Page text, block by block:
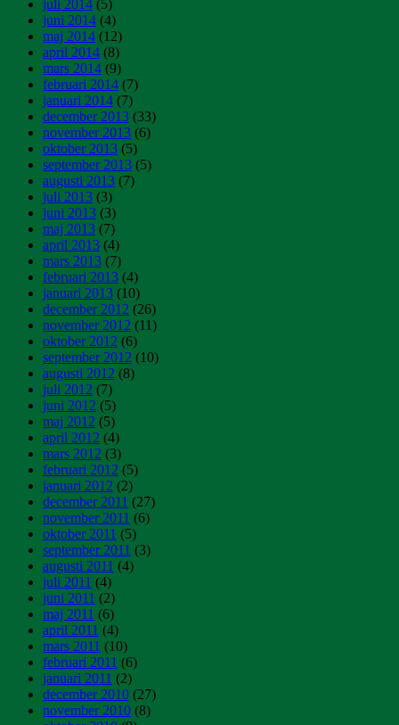
juli 2014 (5)
juni 2014 (4)
maj 2014 (12)
april 2014 (8)
mars 2014 (9)
februari 2014 (7)
januari 2014 (7)
december 2013 (33)
november 2013 (6)
oktober 2013 (5)
september 2013 (5)
augusti 2013 (7)
juli 2013 (3)
juni 2013 (3)
maj 2013 (7)
april 2013 (4)
mars 2013 (7)
februari 2013 (4)
januari 2013 (10)
december 2012 (26)
november 2012 (11)
oktober 2012 (6)
september 2012 (10)
augusti 2012 (8)
juli 2012 (7)
juni 2012 (5)
maj 2012 (5)
april 2012 (4)
mars 2012 (3)
februari 2012 (5)
januari 2012 (2)
december 2011 (27)
november 2011 (6)
oktober 2011 (5)
september 2011 (3)
augusti 2011 (4)
juli 2011 (4)
juni 2011 (2)
maj 2011 (6)
april 2011 (4)
mars 2011 (10)
februari 2011 (6)
januari 2011 (2)
december 2010 (27)
november 2010 (8)